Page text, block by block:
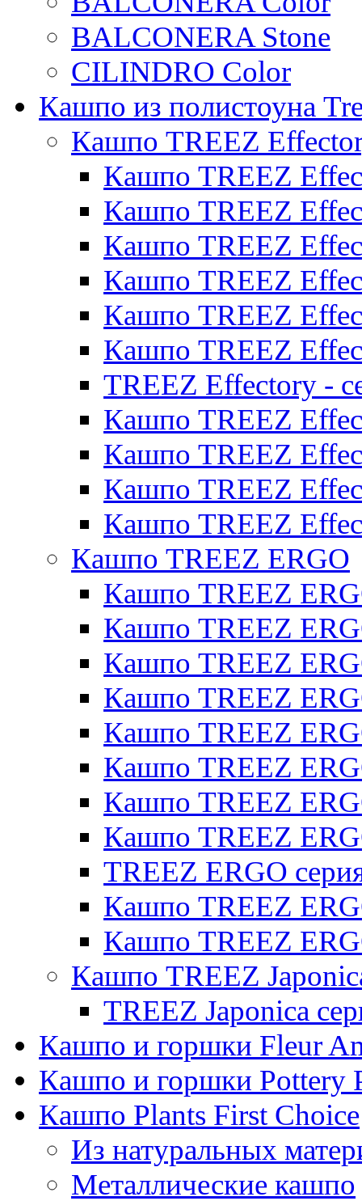
BALCONERA Stone
CILINDRO Color
Кашпо из полистоуна
Кашпо TREEZ
Кашпо TREEZ
Кашпо TREEZ
Кашпо TREEZ
Кашпо TREEZ
Кашпо TREEZ
Кашпо TREEZ
TREEZ Effectory -
Кашпо TREEZ
Кашпо TREEZ
Кашпо TREEZ
Кашпо TREEZ
Кашпо TREEZ ERGO
Кашпо TREEZ
Кашпо TREEZ
Кашпо TREEZ
Кашпо TREEZ
Кашпо TREEZ
Кашпо TREEZ
Кашпо TREEZ
Кашпо TREEZ
TREEZ ERGO
Кашпо TREEZ
Кашпо TREEZ
Кашпо TREEZ
TREEZ Japonica
Кашпо и горшки Fleur
Кашпо и горшки Pottery
Кашпо Plants First Choice
Из натуральных
Металлические кашпо